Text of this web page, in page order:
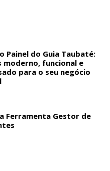
Painel do Guia Taubaté:
moderno, funcional e
para o seu negócio
Ferramenta Gestor de